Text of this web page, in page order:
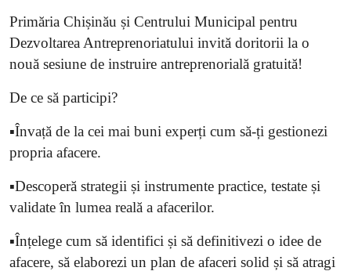
Primăria Chișinău și Centrului Municipal pentru
Dezvoltarea Antreprenoriatului invită doritorii la o
nouă sesiune de instruire antreprenorială gratuită!
De ce să participi?
▪️Învață de la cei mai buni experți cum să-ți gestionezi
propria afacere.
▪️Descoperă strategii și instrumente practice, testate și
validate în lumea reală a afacerilor.
▪️Înțelege cum să identifici și să definitivezi o idee de
afacere, să elaborezi un plan de afaceri solid și să atragi